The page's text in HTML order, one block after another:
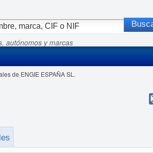
autónomos y marcas
de ENGIE ESPAÑA SL.